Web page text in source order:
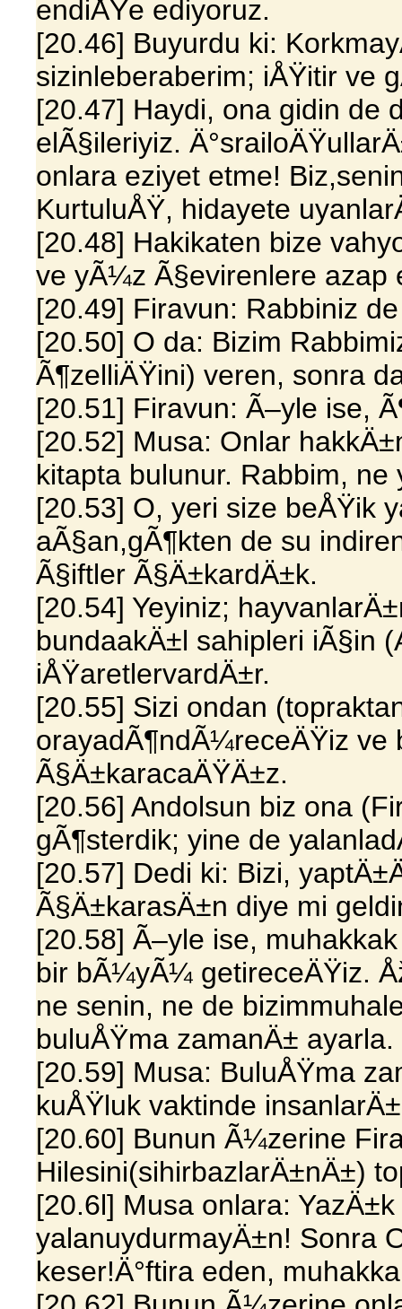
endiÅŸe ediyoruz.
[20.46] Buyurdu ki:
sizinleberaberim; iÅŸitir ve
[20.47] Haydi, ona gidin de
elÃ§ileriyiz.
onlara eziyet etme!
KurtuluÅŸ, hidayete
[20.48] Hakikaten bize
ve yÃ¼z Ã§evirenlere azap
[20.49] Firavun: Rabbiniz
[20.50] O da: Bizim
Ã¶zelliÄŸini) veren, sonra
[20.51] Firavun: Ã–yle ise,
[20.52] Musa: Onlar
kitapta bulunur. Rabbim,
[20.53] O, yeri size beÅŸik
aÃ§an,gÃ¶kten de su
Ã§iftler Ã§Ä±kardÄ±k.
[20.54] Yeyiniz;
bundaakÄ±l sahipleri iÃ§in
iÅŸaretlervardÄ±r.
[20.55] Sizi ondan
orayadÃ¶ndÃ¼receÄŸiz ve
Ã§Ä±karacaÄŸÄ±z.
[20.56] Andolsun biz ona
gÃ¶sterdik; yine de
[20.57] Dedi ki: Bizi,
Ã§Ä±karasÄ±n diye mi
[20.58] Ã–yle ise,
bir bÃ¼yÃ¼ getireceÄŸiz.
ne senin, ne de
buluÅŸma zamanÄ± ayarla.
[20.59] Musa: BuluÅŸma
kuÅŸluk vaktinde
[20.60] Bunun Ã¼zerine
Hilesini(sihirbazlarÄ±nÄ±)
[20.6l] Musa onlara:
yalanuydurmayÄ±n! Sonra
keser!Ä°ftira eden,